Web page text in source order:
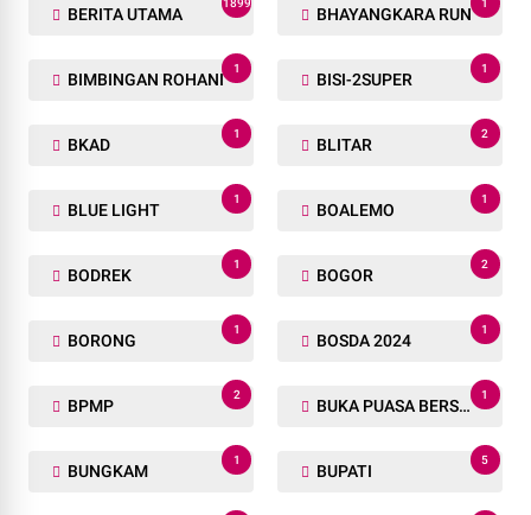
BERITA UTAMA
1899
BHAYANGKARA RUN
1
BIMBINGAN ROHANI
1
BISI-2SUPER
1
BKAD
1
BLITAR
2
BLUE LIGHT
1
BOALEMO
1
BODREK
1
BOGOR
2
BORONG
1
BOSDA 2024
1
BPMP
2
BUKA PUASA BERSAMA
1
BUNGKAM
1
BUPATI
5